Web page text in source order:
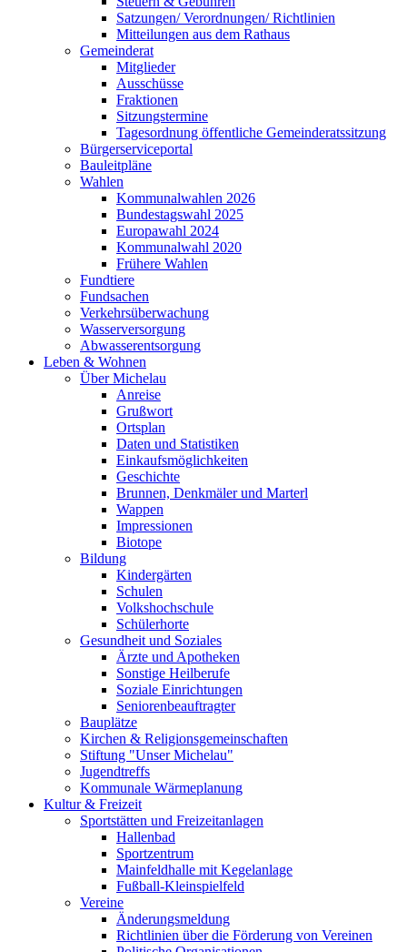
Satzungen/ Verordnungen/ Richtlinien
Mitteilungen aus dem Rathaus
Gemeinderat
Mitglieder
Ausschüsse
Fraktionen
Sitzungstermine
Tagesordnung öffentliche Gemeinderatssitzung
Bürgerserviceportal
Bauleitpläne
Wahlen
Kommunalwahlen 2026
Bundestagswahl 2025
Europawahl 2024
Kommunalwahl 2020
Frühere Wahlen
Fundtiere
Fundsachen
Verkehrsüberwachung
Wasserversorgung
Abwasserentsorgung
Leben & Wohnen
Über Michelau
Anreise
Grußwort
Ortsplan
Daten und Statistiken
Einkaufsmöglichkeiten
Geschichte
Brunnen, Denkmäler und Marterl
Wappen
Impressionen
Biotope
Bildung
Kindergärten
Schulen
Volkshochschule
Schülerhorte
Gesundheit und Soziales
Ärzte und Apotheken
Sonstige Heilberufe
Soziale Einrichtungen
Seniorenbeauftragter
Bauplätze
Kirchen & Religionsgemeinschaften
Stiftung "Unser Michelau"
Jugendtreffs
Kommunale Wärmeplanung
Kultur & Freizeit
Sportstätten und Freizeitanlagen
Hallenbad
Sportzentrum
Mainfeldhalle mit Kegelanlage
Fußball-Kleinspielfeld
Vereine
Änderungsmeldung
Richtlinien über die Förderung von Vereinen